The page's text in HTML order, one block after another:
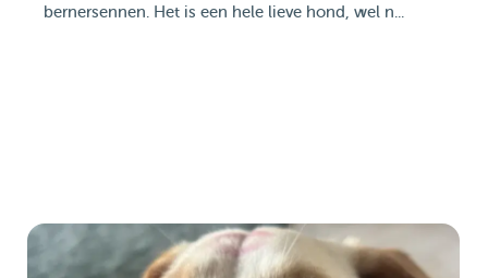
bernersennen. Het is een hele lieve hond, wel n...